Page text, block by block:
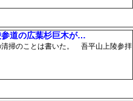
参道の広葉杉巨木が…
掃のことは書いた。 吾平山上陵参拝